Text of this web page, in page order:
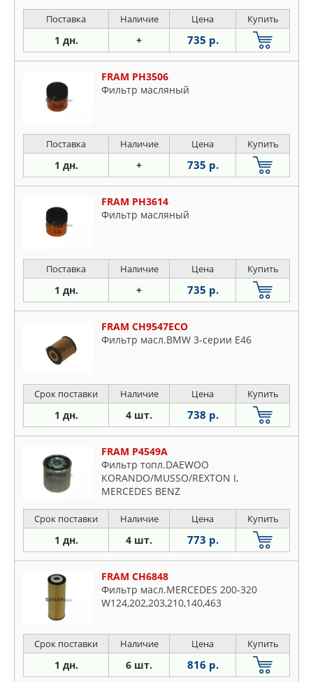
Поставка Наличие Цена Купить
1 дн. + 735 р.
FRAM PH3506
Фильтр масляный
Поставка Наличие Цена Купить
1 дн. + 735 р.
FRAM PH3614
Фильтр масляный
Поставка Наличие Цена Купить
1 дн. + 735 р.
FRAM CH9547ECO
Фильтр масл.BMW 3-серии E46
Срок поставки Наличие Цена Купить
1 дн. 4 шт. 738 р.
FRAM P4549A
Фильтр топл.DAEWOO
KORANDO/MUSSO/REXTON I,
MERCEDES BENZ
(S/W2
Срок поставки Наличие Цена Купить
1 дн. 4 шт. 773 р.
FRAM CH6848
Фильтр масл.MERCEDES 200-320
W124,202,203,210,140,463
Срок поставки Наличие Цена Купить
1 дн. 6 шт. 816 р.